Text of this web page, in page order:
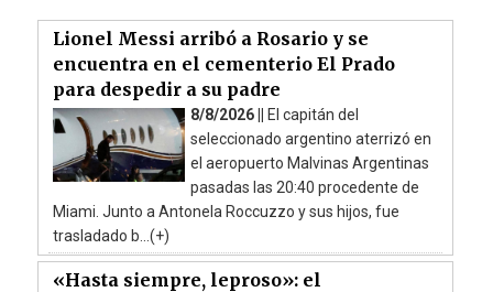
Lionel Messi arribó a Rosario y se
encuentra en el cementerio El Prado
para despedir a su padre
8/8/2026 || El capitán del
seleccionado argentino aterrizó en
el aeropuerto Malvinas Argentinas
pasadas las 20:40 procedente de
Miami. Junto a Antonela Roccuzzo y sus hijos, fue
trasladado b...(+)
«Hasta siempre, leproso»: el